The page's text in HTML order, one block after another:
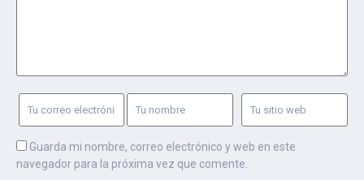
Guarda mi nombre, correo electrónico y web en este
navegador para la próxima vez que comente.